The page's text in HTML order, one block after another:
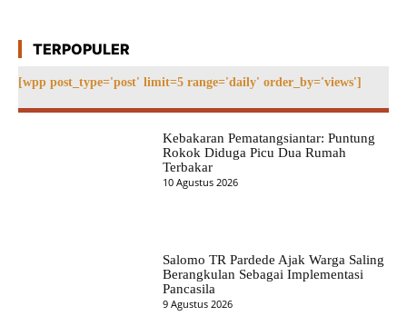
TERPOPULER
[wpp post_type='post' limit=5 range='daily' order_by='views']
Kebakaran Pematangsiantar: Puntung
Rokok Diduga Picu Dua Rumah
Terbakar
10 Agustus 2026
Salomo TR Pardede Ajak Warga Saling
Berangkulan Sebagai Implementasi
Pancasila
9 Agustus 2026